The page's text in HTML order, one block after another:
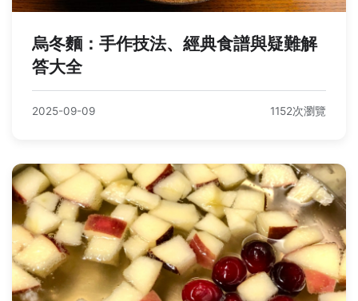
烏冬麵：手作技法、經典食譜與疑難解
答大全
2025-09-09 1152次瀏覽